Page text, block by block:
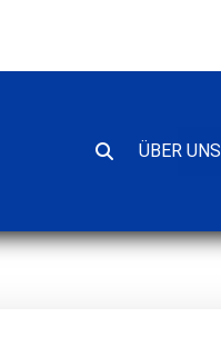
SucheÜBER UNS